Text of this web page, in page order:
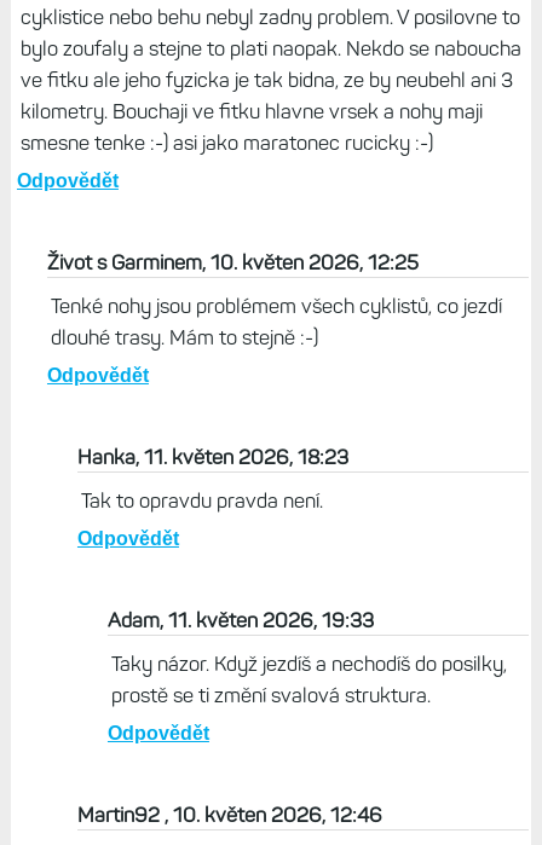
cyklistice nebo behu nebyl zadny problem. V posilovne to
bylo zoufaly a stejne to plati naopak. Nekdo se naboucha
ve fitku ale jeho fyzicka je tak bidna, ze by neubehl ani 3
kilometry. Bouchaji ve fitku hlavne vrsek a nohy maji
smesne tenke :-) asi jako maratonec rucicky :-)
Odpovědět
Život s Garminem, 10. květen 2026, 12:25
Tenké nohy jsou problémem všech cyklistů, co jezdí
dlouhé trasy. Mám to stejně :-)
Odpovědět
Hanka, 11. květen 2026, 18:23
Tak to opravdu pravda není.
Odpovědět
Adam, 11. květen 2026, 19:33
Taky názor. Když jezdíš a nechodíš do posilky,
prostě se ti změní svalová struktura.
Odpovědět
Martin92 , 10. květen 2026, 12:46